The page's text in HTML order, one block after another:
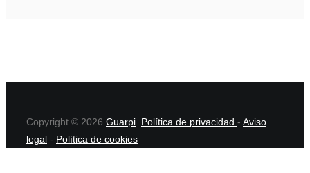
Copyright © 2026 Guarpi Política de privacidad - Aviso
legal - Política de cookies